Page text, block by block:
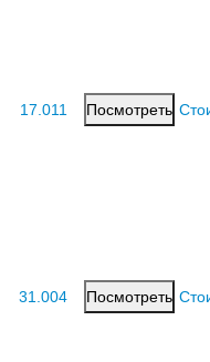
17.011 Посмотреть
31.004 Посмотреть